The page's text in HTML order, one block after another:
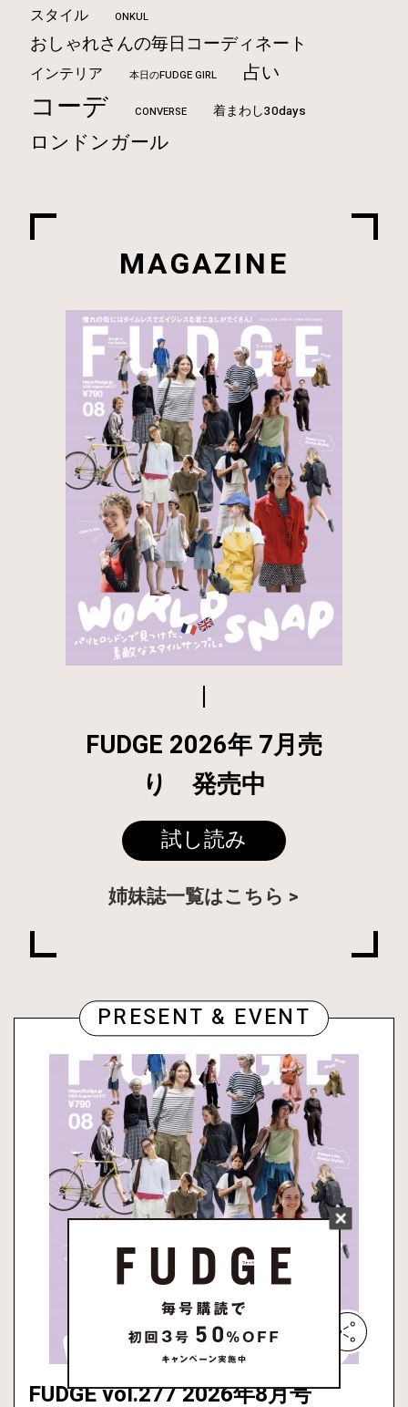
スタイル ONKUL
おしゃれさんの毎日コーディネート
インテリア 本日のFUDGE GIRL 占い
コーデ CONVERSE 着まわし30days
ロンドンガール
MAGAZINE
FUDGE 2026年 7月売
り 発売中
試し読み
姉妹誌一覧はこちら
PRESENT & EVENT
FUDGE vol.277 2026年8月号